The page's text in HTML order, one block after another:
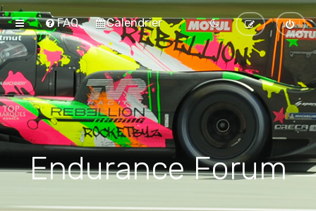
FAQ Calendrier
Endurance Forum